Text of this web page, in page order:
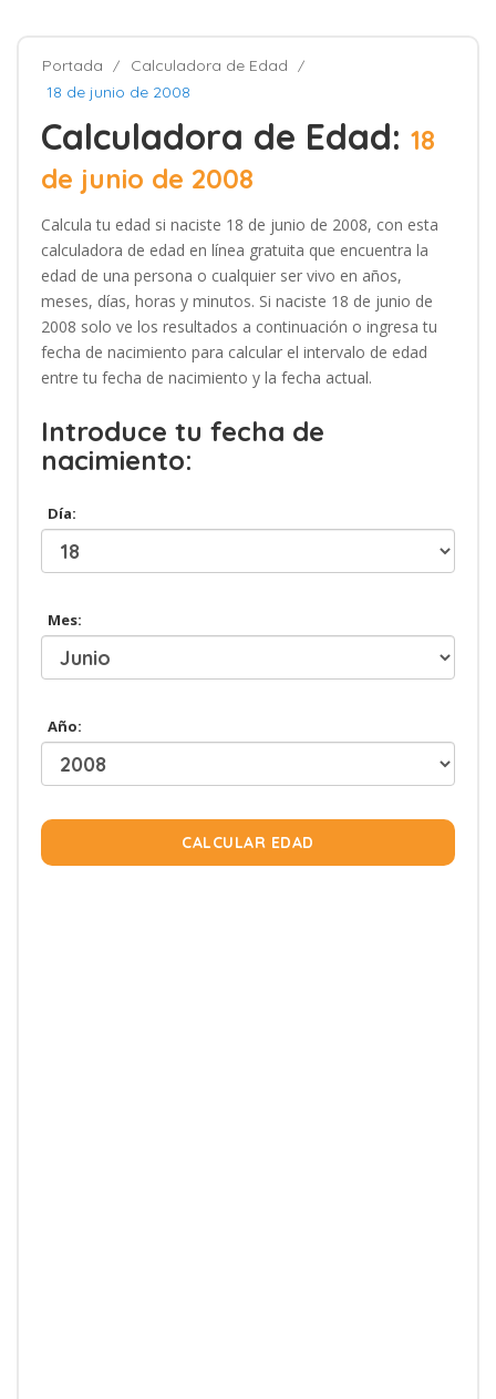
Portada
Calculadora de Edad
18 de junio de 2008
Calculadora de Edad: 18
de junio de 2008
Calcula tu edad si naciste 18 de junio de 2008, con esta
calculadora de edad en línea gratuita que encuentra la
edad de una persona o cualquier ser vivo en años,
meses, días, horas y minutos. Si naciste 18 de junio de
2008 solo ve los resultados a continuación o ingresa tu
fecha de nacimiento para calcular el intervalo de edad
entre tu fecha de nacimiento y la fecha actual.
Introduce tu fecha de
nacimiento:
Día:
Mes:
Año:
CALCULAR EDAD